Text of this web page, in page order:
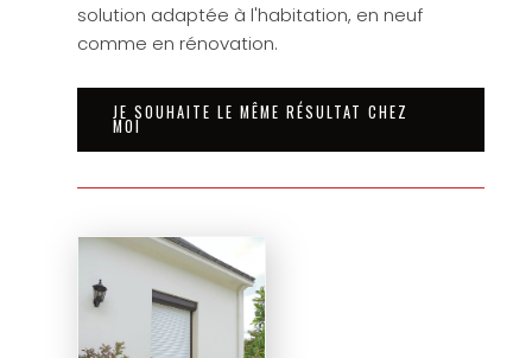
solution adaptée à l'habitation, en neuf
comme en rénovation.
JE SOUHAITE LE MÊME RÉSULTAT CHEZ
MOI